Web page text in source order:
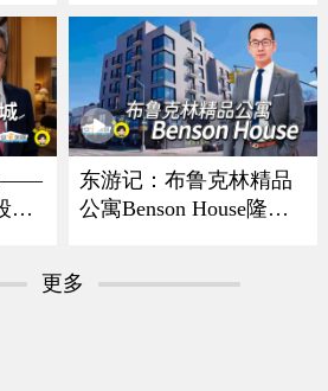
新
东游记：布鲁克林精品
公寓Benson House隆重
更多